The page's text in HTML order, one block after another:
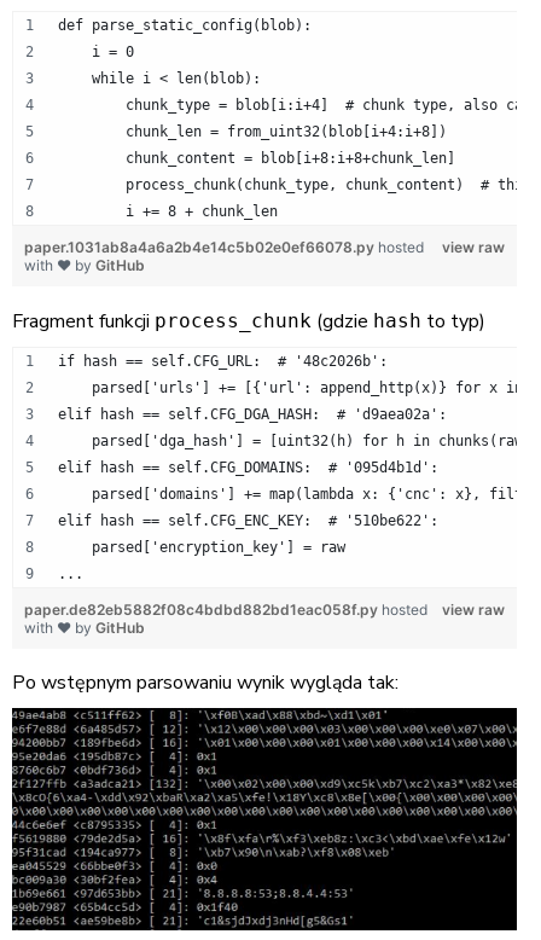
def parse_static_config(blob):
    i = 0
    while i < len(blob):
chunk_type = blob[i:i+4]  # chunk type, also
        chunk_len = from_uint32(blob[i+4:i+8])
        chunk_content = blob[i+8:i+8+chunk_len]
process_chunk(chunk_type, chunk_content)  #
        i += 8 + chunk_len
view raw
paper.1031ab8a4a6a2b4e14c5b02e0ef66078.py hosted
with ❤ by GitHub
Fragment funkcji process_chunk (gdzie hash to typ)
if hash == self.CFG_URL:  # '48c2026b':
parsed['urls'] += [{'url': append_http(x)} for x in
elif hash == self.CFG_DGA_HASH:  # 'd9aea02a':
parsed['dga_hash'] = [uint32(h) for h in chunks(raw,
elif hash == self.CFG_DOMAINS:  # '095d4b1d':
parsed['domains'] += map(lambda x: {'cnc': x},
elif hash == self.CFG_ENC_KEY:  # '510be622':
    parsed['encryption_key'] = raw
...
view raw
paper.de82eb5882f08c4bdbd882bd1eac058f.py hosted
with ❤ by GitHub
Po wstępnym parsowaniu wynik wygląda tak: